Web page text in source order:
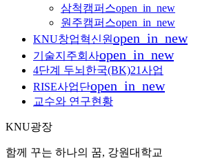
삼척캠퍼스open_in_new
원주캠퍼스open_in_new
KNU창업혁신원open_in_new
기술지주회사open_in_new
4단계 두뇌한국(BK)21사업
RISE사업단open_in_new
교수와 연구현황
KNU광장
함께 꾸는 하나의 꿈, 강원대학교